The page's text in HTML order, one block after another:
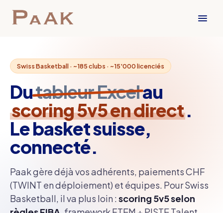
Swiss Basketball · ~185 clubs · ~15'000 licenciés
Dutableur Excelau
scoring 5v5 en direct.
Le basket suisse,
connecté.
Paak gère déjà vos adhérents, paiements CHF
(TWINT en déploiement) et équipes. Pour Swiss
Basketball, il va plus loin :scoring 5v5 selon